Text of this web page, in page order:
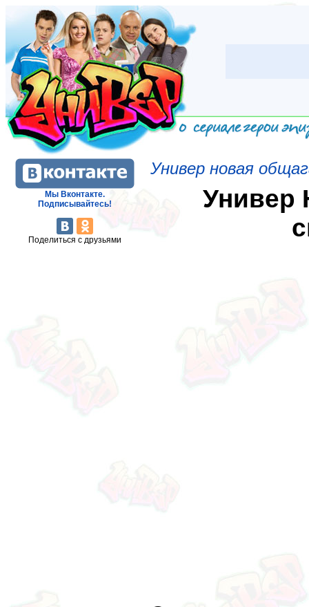
Мы Вконтакте.
Подписывайтесь!
Поделиться с друзьями
Универ новая
Универ